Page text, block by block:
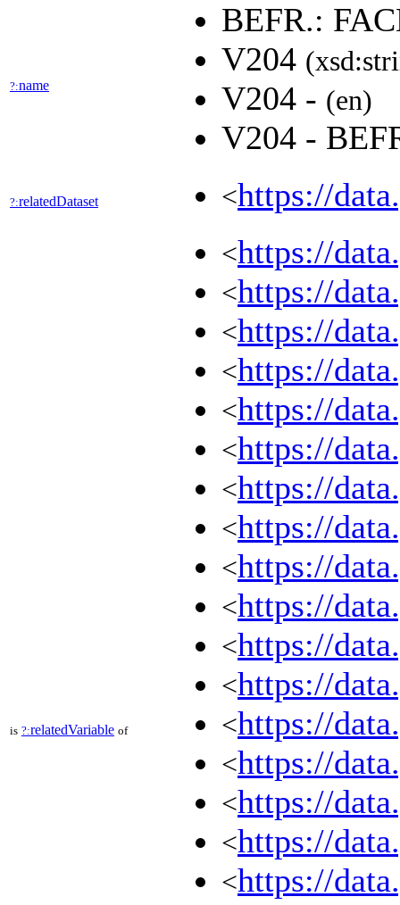
?:name
BEFR.:
V204
V204 - (en)
V204 -
?:relatedDataset <https://
is ?:relatedVariable of
<https://
<https://
<https://
<https://
<https://
<https://
<https://
<https://
<https://
<https://
<https://
<https://
<https://
<https://
<https://
<https://
<https://